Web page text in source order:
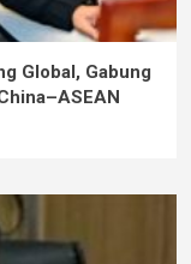
Global, Gabung